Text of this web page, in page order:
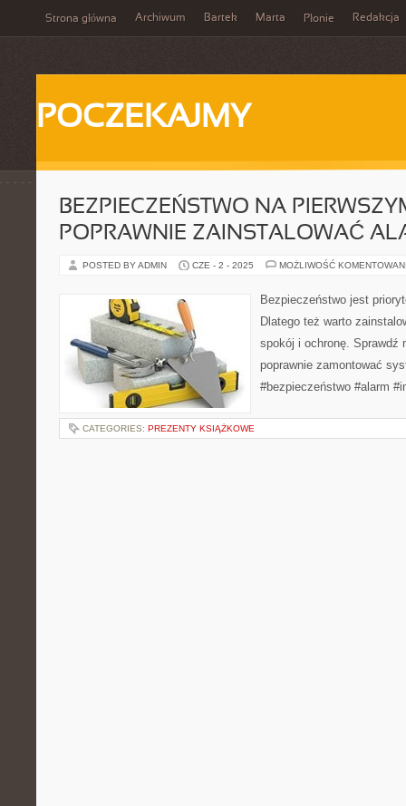
Strona główna Archiwum Bartek Marta Płonie Redakcja
POCZEKAJMY
BEZPIECZEŃSTWO NA
POPRAWNIE ZAINSTALOWAĆ
POSTED BY ADMIN CZE - 2 - 2025 MOŻLIWOŚĆ
Bezpieczeństwo jest
Dlatego też warto
spokój i ochronę. Sprawdź
poprawnie zamontować
#bezpieczeństwo #alarm
CATEGORIES: PREZENTY KSIĄŻKOWE